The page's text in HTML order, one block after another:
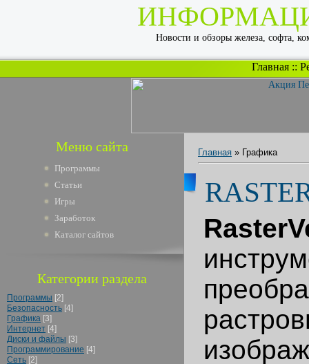
Новости и обзоры железа, софта,
Главная::
Меню сайта
Программы
Статьи
Игры
Заработок
Каталог сайтов
Категории раздела
Программы [2]
Безопасность [4]
Графика [3]
Интернет [4]
Диски и файлы [3]
Программирование [4]
Сеть [2]
Главная » Графика